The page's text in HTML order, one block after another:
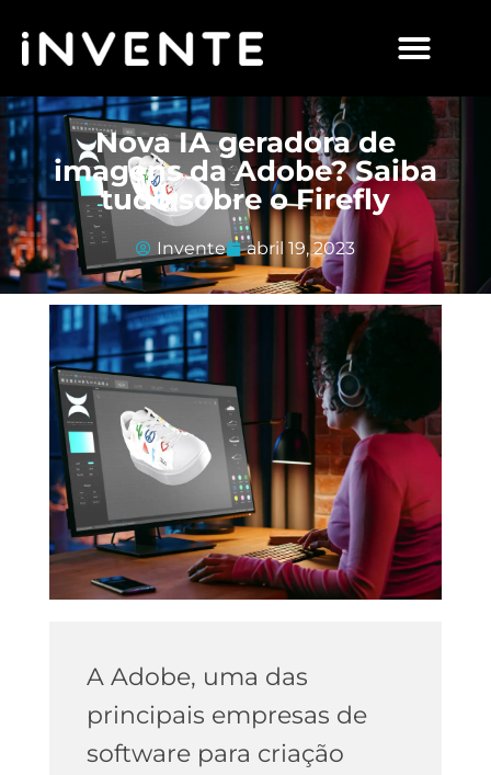
Nova IA geradora de
imagens da Adobe? Saiba
tudo sobre o Firefly
Invente abril 19, 2023
A Adobe, uma das
principais empresas de
software para criação